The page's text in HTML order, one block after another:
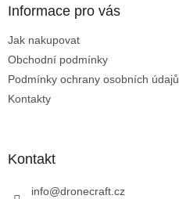
v
Informace pro vás
Jak nakupovat
Obchodní podmínky
Podmínky ochrany osobních údajů
Kontakty
Kontakt
info@dronecraft.cz